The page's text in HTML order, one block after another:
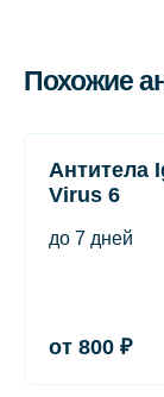
Похожие
Антитела
Virus 6
до 7 дней
от 800 ₽